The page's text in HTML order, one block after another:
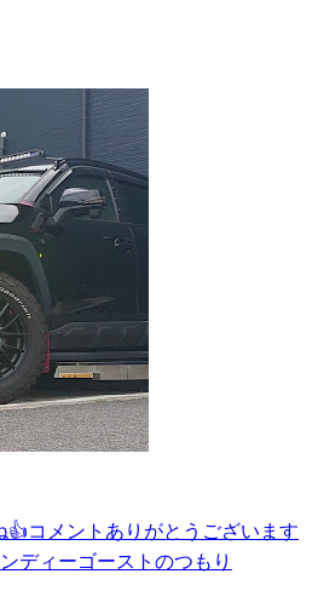
👍コメントありがとうございます
ディーゴーストのつもり